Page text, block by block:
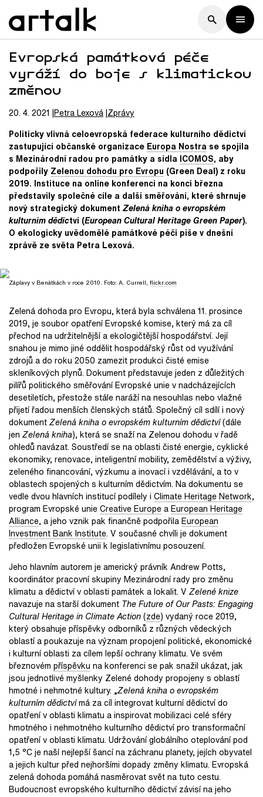
Evropská památková péče
vyráží do boje s klimatickou
změnou
20. 4. 2021 PetraLexová Zprávy
Politicky vlivná celoevropská federace kulturního dědictví
zastupující občanské organizace Europa Nostra se spojila
s Mezinárodní radou pro památky a sídla ICOMOS, aby
podpořily Zelenou dohodu pro Evropu (Green Deal) z roku
2019. Instituce na online konferenci na konci března
představily společné cíle a další směřování, které shrnuje
nový strategický dokument Zelená kniha o evropském
kulturním dědictví (European Cultural Heritage Green Paper).
O ekologicky uvědomělé památkové péči píše v dnešní
zprávě ze světa Petra Lexová.
Záplavy v Benátkách v roce 2010. Foto: A. Currell, flickr.com
Zelená dohoda pro Evropu, která byla schválena 11. prosince
2019, je soubor opatření Evropské komise, který má za cíl
přechod na udržitelnější a ekologičtější hospodářství. Její
snahou je mimo jiné oddělit hospodářský růst od využívání
zdrojů a do roku 2050 zamezit produkci čisté emise
skleníkových plynů. Dokument představuje jeden z důležitých
pilířů politického směřování Evropské unie v nadcházejících
desetiletích, přestože stále naráží na nesouhlas nebo vlažné
přijetí řadou menších členských států. Společný cíl sdílí i nový
dokumentZelená kniha o evropském kulturním dědictví(dále
jen Zelená kniha), která se snaží na Zelenou dohodu v řadě
ohledů navázat. Soustředí se na oblasti čisté energie, cyklické
ekonomiky, renovace, inteligentní mobility, zemědělství a výživy,
zeleného financování, výzkumu a inovací i vzdělávání, a to v
oblastech spojených s kulturním dědictvím. Na dokumentu se
vedle dvou hlavních institucí podílely i Climate Heritage Network,
program Evropské unieCreative EuropeaEuropean Heritage
Alliance, a jeho vznik pak finančně podpořilaEuropean
Investment Bank Institute. V současné chvíli je dokument
předložen Evropské unii k legislativnímu posouzení.
Jeho hlavním autorem je americký právník Andrew Potts,
koordinátor pracovní skupiny Mezinárodní rady pro změnu
klimatu a dědictví v oblasti památek a lokalit. V Zelené knize
navazuje na starší dokument The Future of Our Pasts: Engaging
Cultural Heritage in Climate Action(zde) vydaný roce 2019,
který obsahuje příspěvky odborníků z různých vědeckých
oblastí a poukazuje na význam propojení politické, ekonomické
i kulturní oblasti za cílem lepší ochrany klimatu. Ve svém
březnovém příspěvku na konferenci se pak snažil ukázat, jak
jsou jednotlivé myšlenky Zelené dohody propojeny s oblastí
hmotné i nehmotné kultury. „Zelená kniha o evropském
kulturním dědictvímá za cíl integrovat kulturní dědictví do
opatření v oblasti klimatu a inspirovat mobilizaci celé sféry
hmotného i nehmotného kulturního dědictví pro transformační
opatření v oblasti klimatu. Udržování globálního oteplování pod
1,5 °C je naší nejlepší šancí na záchranu planety, jejích obyvatel
a jejich kultur před nejhoršími dopady změny klimatu. Evropská
zelená dohoda pomáhá nasměrovat svět na tuto cestu.
Budoucnost evropského kulturního dědictví závisí na jeho